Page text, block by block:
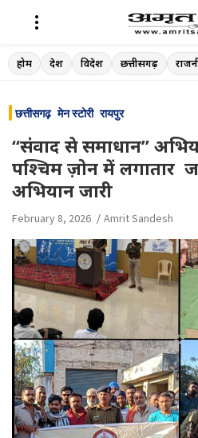
Skip
to
होम देश विदेश छत्तीसगढ़
छत्तीसगढ़ मेन स्टोरी रायपुर
“संवाद से समाधान”
पश्चिम ज़ोन में लगातार
अभियान जारी
February 8, 2026 Amrit Sandesh